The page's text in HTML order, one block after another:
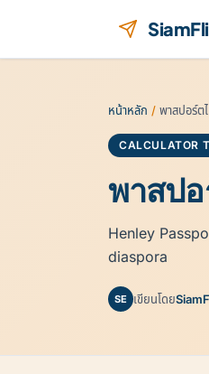
หน้าหลัก / พาสปอร์ต
CALCULATOR
พาสป
Henley
diaspora
SE เขียนโดย